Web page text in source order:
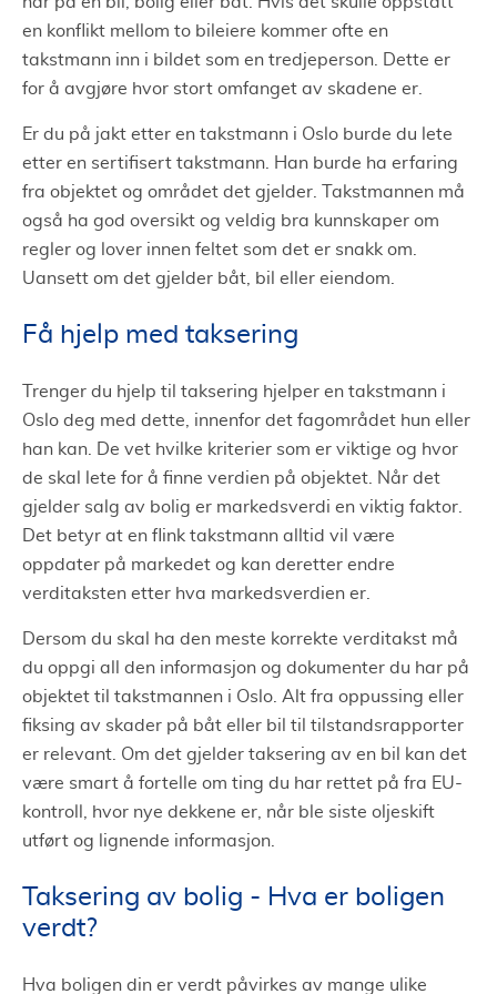
en konflikt mellom to bileiere kommer ofte en
takstmann inn i bildet som en tredjeperson. Dette er
for å avgjøre hvor stort omfanget av skadene er.
Er du på jakt etter en takstmann i Oslo burde du lete
etter en sertifisert takstmann. Han burde ha erfaring
fra objektet og området det gjelder. Takstmannen må
også ha god oversikt og veldig bra kunnskaper om
regler og lover innen feltet som det er snakk om.
Uansett om det gjelder båt, bil eller eiendom.
Få hjelp med taksering
Trenger du hjelp til taksering hjelper en takstmann i
Oslo deg med dette, innenfor det fagområdet hun eller
han kan. De vet hvilke kriterier som er viktige og hvor
de skal lete for å finne verdien på objektet. Når det
gjelder salg av bolig er markedsverdi en viktig faktor.
Det betyr at en flink takstmann alltid vil være
oppdater på markedet og kan deretter endre
verditaksten etter hva markedsverdien er.
Dersom du skal ha den meste korrekte verditakst må
du oppgi all den informasjon og dokumenter du har på
objektet til takstmannen i Oslo. Alt fra oppussing eller
fiksing av skader på båt eller bil til tilstandsrapporter
er relevant. Om det gjelder taksering av en bil kan det
være smart å fortelle om ting du har rettet på fra EU-
kontroll, hvor nye dekkene er, når ble siste oljeskift
utført og lignende informasjon.
Taksering av bolig - Hva er boligen
verdt?
Hva boligen din er verdt påvirkes av mange ulike